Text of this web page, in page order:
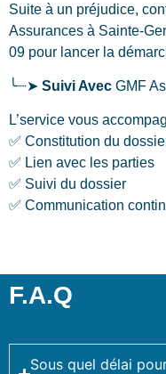
Suite à un préjudice,
Assurances à Sainte-
09 pour lancer la
╰┈➤ Suivi Avec GMF
L’service vous
✅ Constitution du
✅ Lien avec les parties
✅ Suivi du dossier
✅ Communication
F.A.Q
Sous quel délai